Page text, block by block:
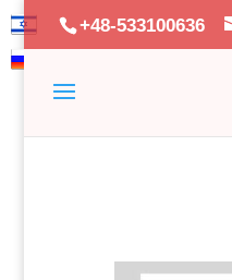
+48-533100636